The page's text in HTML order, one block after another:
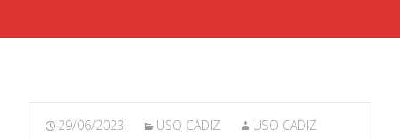
29/06/2023 USO CADIZ USO CADIZ